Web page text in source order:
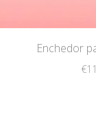
Enchedor
€